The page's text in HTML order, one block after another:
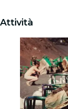
Attività